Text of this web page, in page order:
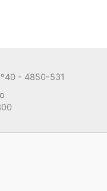
- 4850-531